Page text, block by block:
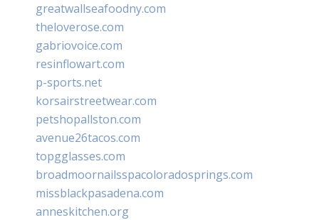
greatwallseafoodny.com
theloverose.com
gabriovoice.com
resinflowart.com
p-sports.net
korsairstreetwear.com
petshopallston.com
avenue26tacos.com
topgglasses.com
broadmoornailsspacoloradosprings.com
missblackpasadena.com
anneskitchen.org